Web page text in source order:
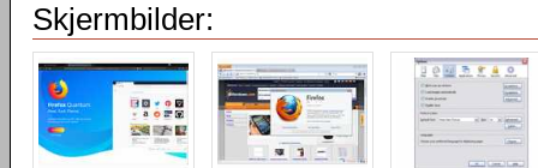
Skjermbilder: